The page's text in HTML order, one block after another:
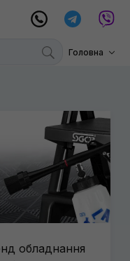
Головна
обладнання